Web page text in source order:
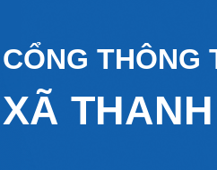
CỔNG THÔNG
XÃ